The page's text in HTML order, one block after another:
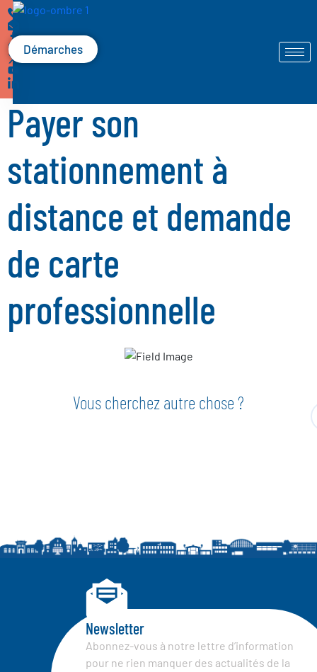
Démarches
Payer son
stationnement à
distance et demande
de carte
professionnelle
Vous cherchez autre chose ?
Newsletter
Abonnez-vous à notre lettre d’information
pour ne rien manquer des actualités de la